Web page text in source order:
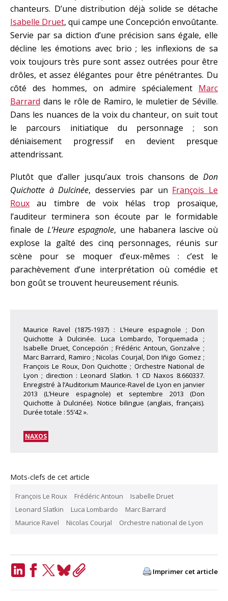
chanteurs. D’une distribution déjà solide se détache
Isabelle Druet, qui campe une Concepción envoûtante.
Servie par sa diction d’une précision sans égale, elle
décline les émotions avec brio ; les inflexions de sa
voix toujours très pure sont assez outrées pour être
drôles, et assez élégantes pour être pénétrantes. Du
côté des hommes, on admire spécialement Marc
Barrard dans le rôle de Ramiro, le muletier de Séville.
Dans les nuances de la voix du chanteur, on suit tout
le parcours initiatique du personnage ; son
déniaisement progressif en devient presque
attendrissant.
Plutôt que d’aller jusqu’aux trois chansons de Don
Quichotte à Dulcinée, desservies par un François Le
Roux au timbre de voix hélas trop prosaïque,
l’auditeur terminera son écoute par le formidable
finale deL’Heure espagnole, une habanera lascive où
explose la gaîté des cinq personnages, réunis sur
scène pour se moquer d’eux-mêmes : c’est le
parachèvement d’une interprétation où comédie et
bon goût se trouvent heureusement réunis.
Maurice Ravel (1875-1937) : L’Heure espagnole ; Don
Quichotte à Dulcinée. Luca Lombardo, Torquemada ;
Isabelle Druet, Concepción ; Frédéric Antoun, Gonzalve ;
Marc Barrard, Ramiro ; Nicolas Courjal, Don Iñigo Gomez ;
François Le Roux, Don Quichotte ; Orchestre National de
Lyon ; direction : Leonard Slatkin. 1 CD Naxos 8.660337.
Enregistré à l’Auditorium Maurice-Ravel de Lyon en janvier
2013 (L’Heure espagnole) et septembre 2013 (Don
Quichotte à Dulcinée). Notice bilingue (anglais, français).
Durée totale : 55’42 ».
NAXOS
Mots-clefs de cet article
François Le Roux Frédéric Antoun
Isabelle Druet
Leonard Slatkin
Luca Lombardo
Marc Barrard
Maurice Ravel
Nicolas Courjal Orchestre national de Lyon
Imprimer cet article